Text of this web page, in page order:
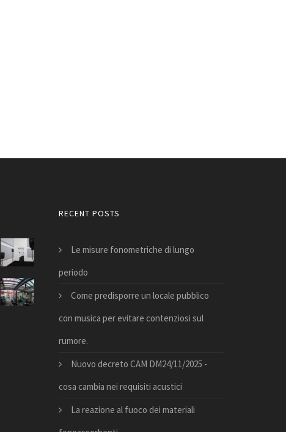
RECENT POSTS
Le misure fonometriche di lungo
periodo
Come predisporre un locale pubblico
con musica per evitare contenziosi sul
rumore.
Nuovo decreto CAM DM24/11/2025 -
cosa cambia nei requisiti acustici
La reazione al fuoco dei materiali